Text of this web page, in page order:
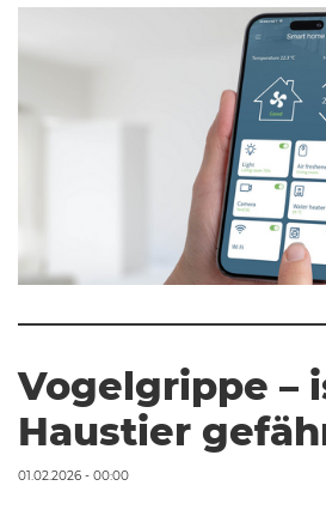
Vogelgrippe –
Haustier
01.02.2026 - 00:00